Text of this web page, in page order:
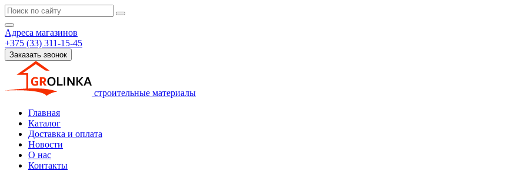
Адреса магазинов
+375 (33) 311-15-45
Заказать звонок
строительные материалы
Главная
Каталог
Доставка и оплата
Новости
О нас
Контакты